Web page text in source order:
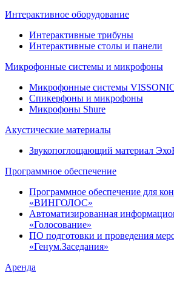
Интерактивное оборудование
Интерактивные трибуны
Интерактивные столы и панели
Микрофонные системы и микрофоны
Микрофонные системы
Спикерфоны и микрофоны
Микрофоны Shure
Акустические материалы
Звукопоглощающий материал
Программное обеспечение
Программное обеспечение для
«ВИНГОЛОС»
Автоматизированная
«Голосование»
ПО подготовки и проведения
«Генум.Заседания»
Аренда